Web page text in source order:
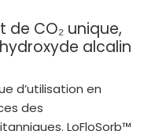
de CO₂ unique,
alcalin
d’utilisation en
des
LoFloSorb™